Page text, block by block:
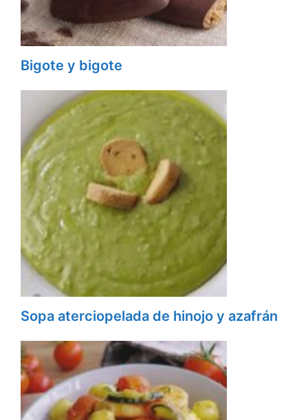
Bigote y bigote
Sopa aterciopelada de hinojo y azafrán